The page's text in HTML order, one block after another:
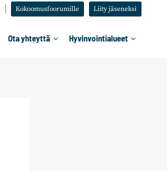
Kokoomusfoorumille Liity jäseneksi
Ota yhteyttä Hyvinvointialueet